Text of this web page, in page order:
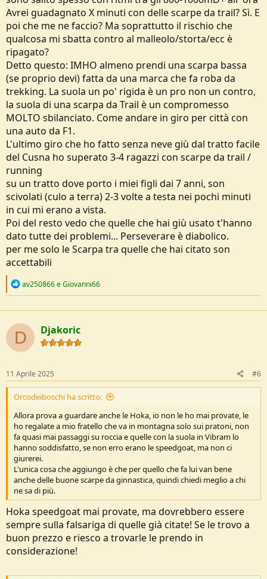
Avrei guadagnato X minuti con delle scarpe da trail? Sì. E
poi che me ne faccio? Ma soprattutto il rischio che
qualcosa mi sbatta contro al malleolo/storta/ecc è
ripagato?
Detto questo: IMHO almeno prendi una scarpa bassa
(se proprio devi) fatta da una marca che fa roba da
trekking. La suola un po' rigida è un pro non un contro,
la suola di una scarpa da Trail è un compromesso
MOLTO sbilanciato. Come andare in giro per città con
una auto da F1.
L'ultimo giro che ho fatto senza neve giù dal tratto facile
del Cusna ho superato 3-4 ragazzi con scarpe da trail /
running
su un tratto dove porto i miei figli dai 7 anni, son
scivolati (culo a terra) 2-3 volte a testa nei pochi minuti
in cui mi erano a vista.
Poi del resto vedo che quelle che hai giù usato t'hanno
dato tutte dei problemi... Perseverare è diabolico.
per me solo le Scarpa tra quelle che hai citato son
accettabili
R
c
t
i
o
n
av250866eGiovanni66
D Djakoric
11 Aprile 2025 #6
Orcodeiboschi ha scritto:
Allora prova a guardare anche le Hoka, io non le ho mai provate, le
ho regalate a mio fratello che va in montagna solo sui pratoni, non
fa quasi mai passaggi su roccia e quelle con la suola in Vibram lo
hanno soddisfatto, se non erro erano le speedgoat, ma non ci
giurerei.
L'unica cosa che aggiungo è che per quello che fa lui van bene
anche delle buone scarpe da ginnastica, quindi chiedi meglio a chi
ne sa di più.
Hoka speedgoat mai provate, ma dovrebbero essere
sempre sulla falsariga di quelle già citate! Se le trovo a
buon prezzo e riesco a trovarle le prendo in
considerazione!